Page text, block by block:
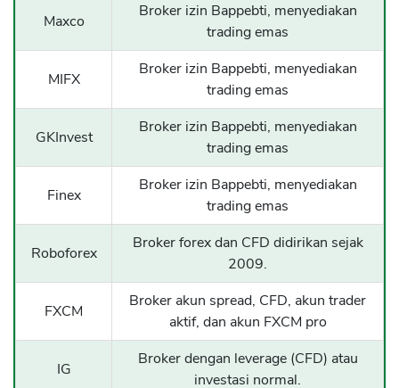
Maxco
Broker izin Bappebti, menyediakan
trading emas
MIFX
Broker izin Bappebti, menyediakan
trading emas
GKInvest
Broker izin Bappebti, menyediakan
trading emas
Finex
Broker izin Bappebti, menyediakan
trading emas
Roboforex
Broker forex dan CFD didirikan sejak
2009.
FXCM
Broker akun spread, CFD, akun trader
aktif, dan akun FXCM pro
IG
Broker dengan leverage (CFD) atau
investasi normal.